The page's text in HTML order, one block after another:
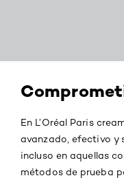
En L’Oréal Paris
avanzado, efectivo y
incluso en aquellas
métodos de prueba